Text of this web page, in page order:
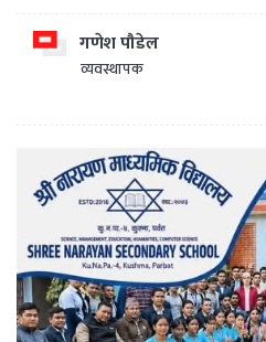
गणेश पौडेल
व्यवस्थापक